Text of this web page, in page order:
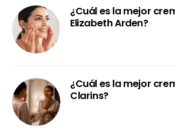
¿Cuál es la mejor
Elizabeth Arden?
¿Cuál es la mejor
Clarins?